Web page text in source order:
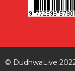
© DudhwaLive